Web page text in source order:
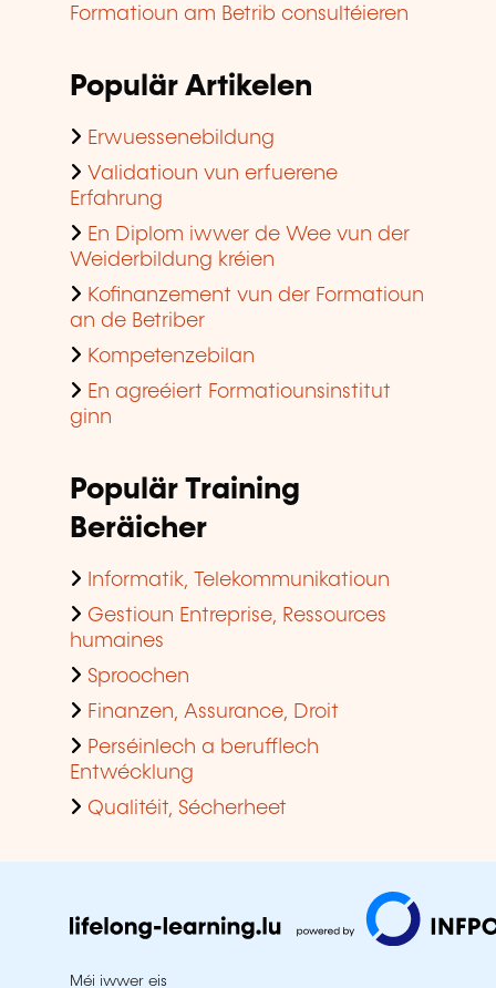
Formatioun am Betrib consultéieren
Populär Artikelen
Erwuessenebildung
Validatioun vun erfuerene
Erfahrung
En Diplom iwwer de Wee vun der
Weiderbildung kréien
Kofinanzement vun der Formatioun
an de Betriber
Kompetenzebilan
En agreéiert Formatiounsinstitut
ginn
Populär Training
Beräicher
Informatik, Telekommunikatioun
Gestioun Entreprise, Ressources
humaines
Sproochen
Finanzen, Assurance, Droit
Perséinlech a berufflech
Entwécklung
Qualitéit, Sécherheet
Méi iwwer eis